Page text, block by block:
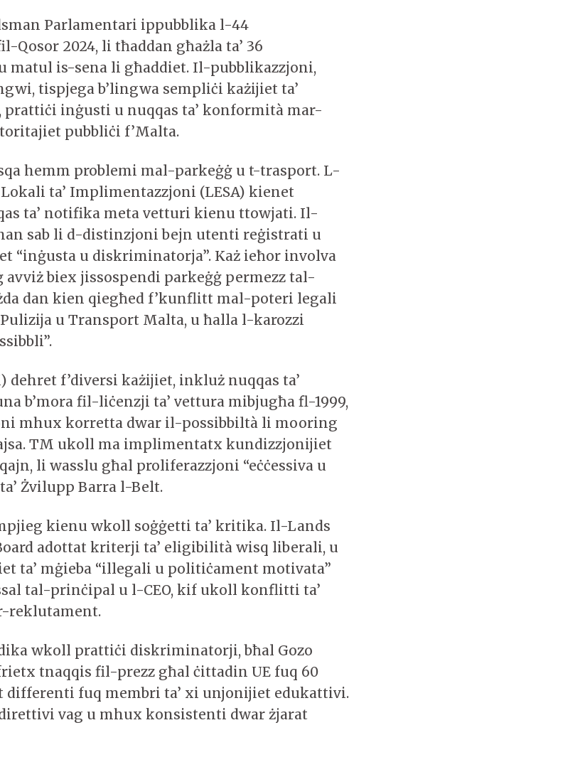
Parlamentari ippubblika l-44
Qosor 2024, li tħaddan għażla ta’ 36
matul is-sena li għaddiet. Il-pubblikazzjoni,
tispjega b’lingwa sempliċi każijiet ta’
inġusti u nuqqas ta’ konformità mar-
pubbliċi f’Malta.
hemm problemi mal-parkeġġ u t-trasport. L-
ta’ Implimentazzjoni (LESA) kienet
ta’ notifika meta vetturi kienu ttowjati. Il-
sab li d-distinzjoni bejn utenti reġistrati u
“inġusta u diskriminatorja”. Każ ieħor involva
biex jissospendi parkeġġ permezz tal-
dan kien qiegħed f’kunflitt mal-poteri legali
u Transport Malta, u ħalla l-karozzi
f’diversi każijiet, inkluż nuqqas ta’
b’mora fil-liċenzji ta’ vettura mibjugħa fl-1999,
mhux korretta dwar il-possibbiltà li mooring
TM ukoll ma implimentatx kundizzjonijiet
li wasslu għal proliferazzjoni “eċċessiva u
Żvilupp Barra l-Belt.
kienu wkoll soġġetti ta’ kritika. Il-Lands
adottat kriterji ta’ eligibilità wisq liberali, u
ta’ mġieba “illegali u politiċament motivata”
tal-prinċipal u l-CEO, kif ukoll konflitti ta’
reklutament.
wkoll prattiċi diskriminatorji, bħal Gozo
tnaqqis fil-prezz għal ċittadin UE fuq 60
differenti fuq membri ta’ xi unjonijiet edukattivi.
vag u mhux konsistenti dwar żjarat